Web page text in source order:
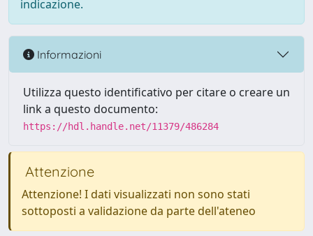
indicazione.
Informazioni
Utilizza questo identificativo per citare o creare un
link a questo documento:
https://hdl.handle.net/11379/486284
Attenzione
Attenzione! I dati visualizzati non sono stati
sottoposti a validazione da parte dell'ateneo